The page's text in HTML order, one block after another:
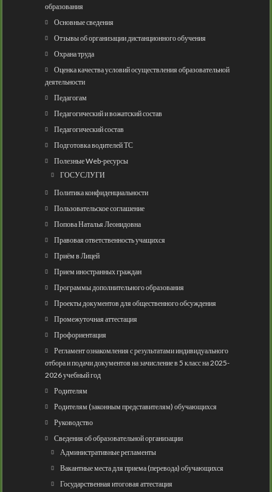
образования
Основные сведения
Отзывы об организации дистанционного обучения
Охрана труда
Оценка качества условий осуществления образовательной
деятельности
Педагогам
Педагогический и вожатский состав
Педагогический состав
Подготовка водителей ТС
Полезные Web-ресурсы
ГОСУСЛУГИ
Политика конфиденциальности
Пользовательское соглашение
Попова Наталья Леонидовна
Правовая ответственность учащихся
Приём в Лицей
Прием иностранных граждан
Программы дополнительного образования
Проекты документов для общественного обсуждения
Промежуточная аттестация
Профориентация
Регламент ознакомления с результатами индивидуального
отбора и подачи документов на зачисление в 5 класс на 2025-
2026 учебный год
Родителям
Родителям (законным представителям) обучающихся
Руководство
Сведения об образовательной организации
Административные регламенты
Вакантные места для приема (перевода) обучающихся
Государственная итоговая аттестация